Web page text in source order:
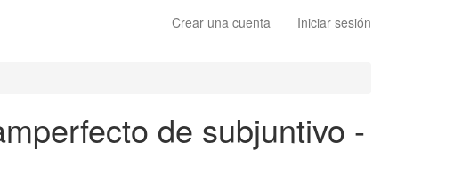
Crear una cuenta Iniciar sesión
de subjuntivo -